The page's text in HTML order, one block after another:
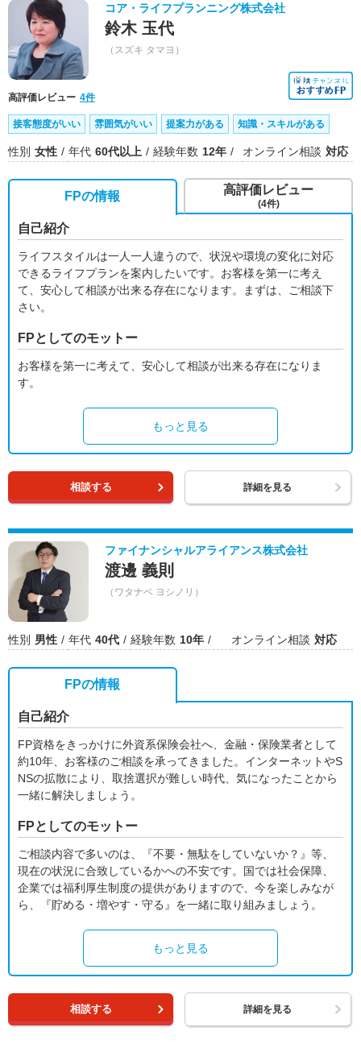
コア・ライフプランニング株式会社
鈴木 玉代
（スズキ タマヨ）
高評価レビュー 4件
接客態度がいい 雰囲気がいい 提案力がある 知識・スキルがある
性別 女性 年代 60代以上 経験年数 12年 オンライン相談 対応
FPの情報
自己紹介
ライフスタイルは一人一人違うので、状況や環境の変化に対応
できるライフプランを案内したいです。お客様を第一に考え
て、安心して相談が出来る存在になります。まずは、ご相談下
さい。
FPとしてのモットー
お客様を第一に考えて、安心して相談が出来る存在になりま
す。
もっと見る
高評価レビュー
(4件)
相談する 詳細を見る
ファイナンシャルアライアンス株式会社
渡邊 義則
（ワタナベ ヨシノリ）
性別 男性 年代 40代 経験年数 10年 オンライン相談 対応
FPの情報
自己紹介
FP資格をきっかけに外資系保険会社へ、金融・保険業者として
約10年、お客様のご相談を承ってきました。インターネットやS
NSの拡散により、取捨選択が難しい時代、気になったことから
一緒に解決しましょう。
FPとしてのモットー
ご相談内容で多いのは、『不要・無駄をしていないか？』等、
現在の状況に合致しているかへの不安です。国では社会保障、
企業では福利厚生制度の提供がありますので、今を楽しみなが
ら、『貯める・増やす・守る』を一緒に取り組みましょう。
もっと見る
相談する 詳細を見る